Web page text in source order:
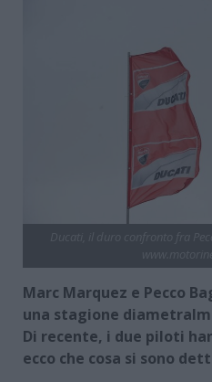
Marc Marquez e Pecco
una stagione
Di recente, i due piloti
ecco che cosa si sono